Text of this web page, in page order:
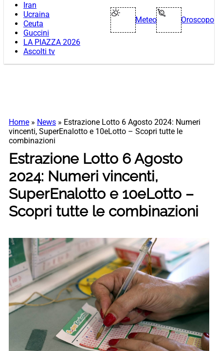
Iran
Ucraina
Ceuta
Guccini
LA PIAZZA 2026
Ascolti tv
Meteo Oroscopo
Home » News » Estrazione Lotto 6 Agosto 2024: Numeri
vincenti, SuperEnalotto e 10eLotto – Scopri tutte le
combinazioni
Estrazione Lotto 6 Agosto
2024: Numeri vincenti,
SuperEnalotto e 10eLotto –
Scopri tutte le combinazioni